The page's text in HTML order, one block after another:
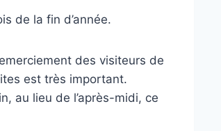
de la fin d’année.
des visiteurs de
est très important.
au lieu de l’après-midi, ce